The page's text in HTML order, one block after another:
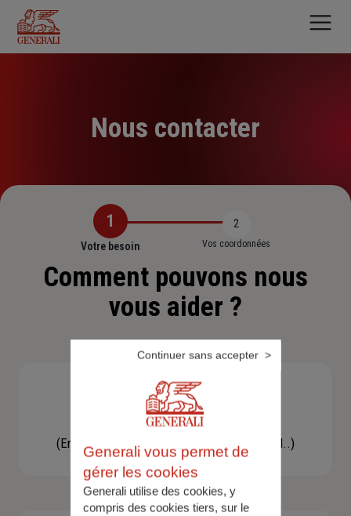
contenu
principal
Nous contacter
1
Votre besoin
2
Vos coordonnées
Comment pouvons nous
vous aider ?
Besoin d'une assistance
(En cas d'accident, bris de glace, un conseil..)
Generali vous permet de
gérer les cookies
Generali utilise des cookies, y
compris des cookies tiers, sur le
Continuer sans accepter